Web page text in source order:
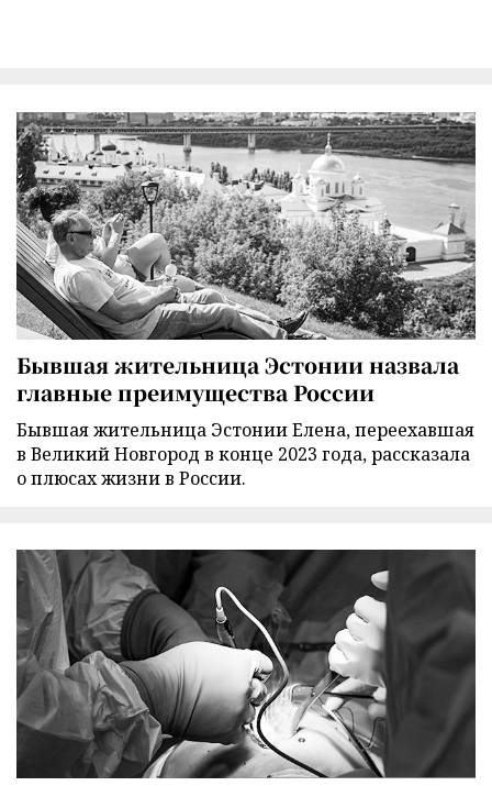
Бывшая жительница Эстонии назвала
главные преимущества России
Бывшая жительница Эстонии Елена, переехавшая
в Великий Новгород в конце 2023 года, рассказала
о плюсах жизни в России.